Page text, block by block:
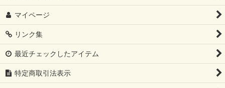
マイページ
リンク集
最近チェックしたアイテム
特定商取引法表示